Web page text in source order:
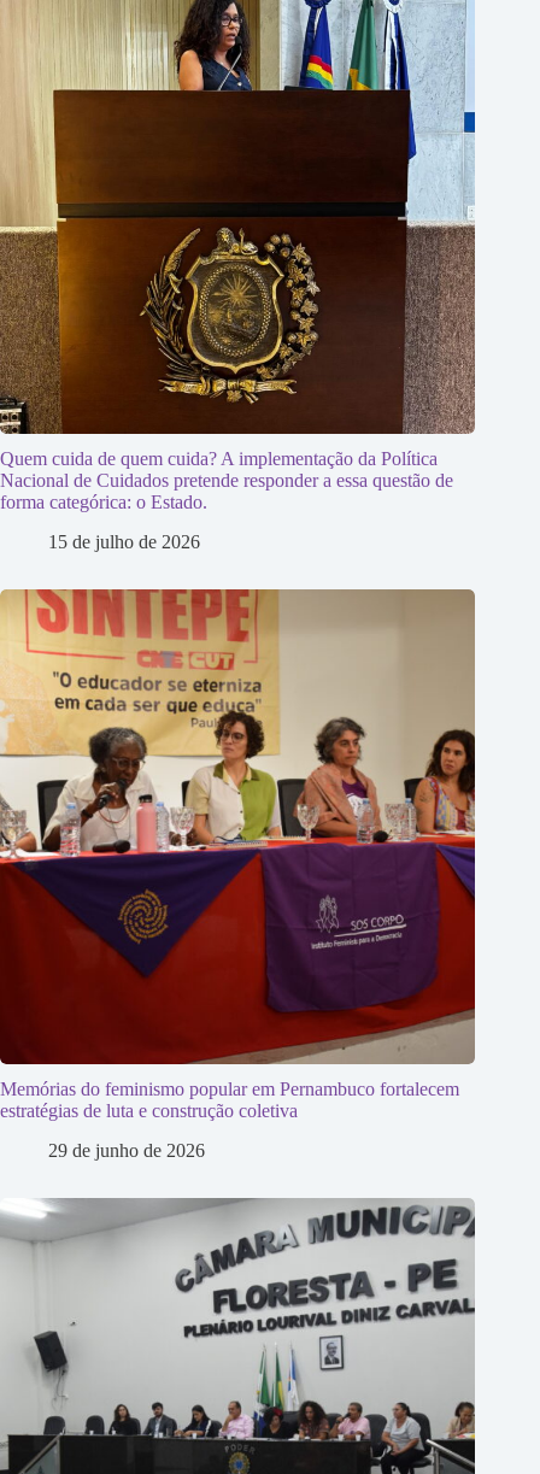
Quem cuida de quem cuida? A implementação da Política
Nacional de Cuidados pretende responder a essa questão de
forma categórica: o Estado.
15 de julho de 2026
Memórias do feminismo popular em Pernambuco fortalecem
estratégias de luta e construção coletiva
29 de junho de 2026